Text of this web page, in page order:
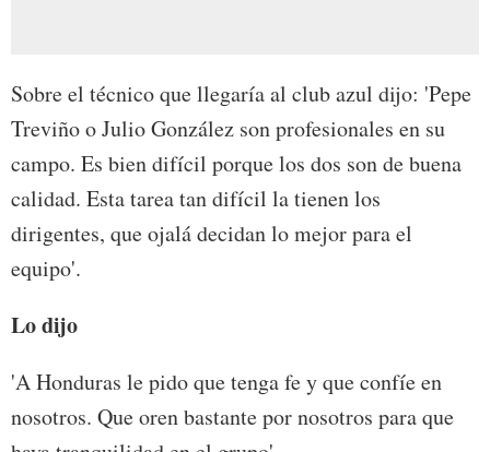
Sobre el técnico que llegaría al club azul dijo: 'Pepe
Treviño o Julio González son profesionales en su
campo. Es bien difícil porque los dos son de buena
calidad. Esta tarea tan difícil la tienen los
dirigentes, que ojalá decidan lo mejor para el
equipo'.
Lo dijo
'A Honduras le pido que tenga fe y que confíe en
nosotros. Que oren bastante por nosotros para que